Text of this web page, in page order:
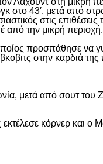
στο 43′, μετά από
στις
από την μικρή περιοχή.
προσπάθησε να
στην καρδιά
μετά από σουτ του
κόρνερ και ο